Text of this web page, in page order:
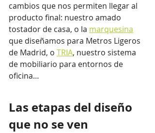
cambios que nos permiten llegar al
producto final: nuestro amado
tostador de casa, o la marquesina
que diseñamos para Metros Ligeros
de Madrid, o TRIA, nuestro sistema
de mobiliario para entornos de
oficina…
Las etapas del diseño
que no se ven